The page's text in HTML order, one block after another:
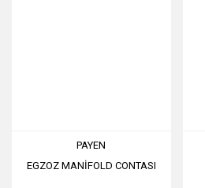
PAYEN
EGZOZ MANİFOLD CONTASI